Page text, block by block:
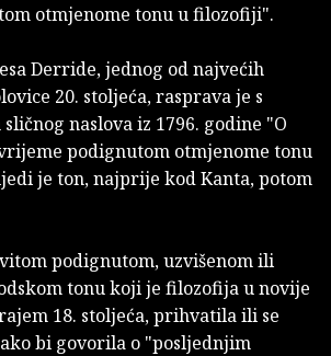
otmjenome tonu u filozofiji".
Derride, jednog od najvećih
20. stoljeća, rasprava je s
naslova iz 1796. godine "O
podignutom otmjenome tonu
je ton, najprije kod Kanta, potom
podignutom, uzvišenom ili
tonu koji je filozofija u novije
18. stoljeća, prihvatila ili se
bi govorila o "posljednjim